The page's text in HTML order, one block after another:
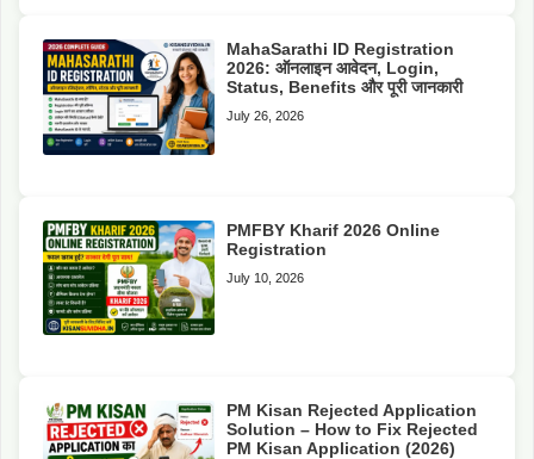
MahaSarathi ID Registration
2026: ऑनलाइन आवेदन, Login,
Status, Benefits और पूरी जानकारी
July 26, 2026
PMFBY Kharif 2026 Online
Registration
July 10, 2026
PM Kisan Rejected Application
Solution – How to Fix Rejected
PM Kisan Application (2026)